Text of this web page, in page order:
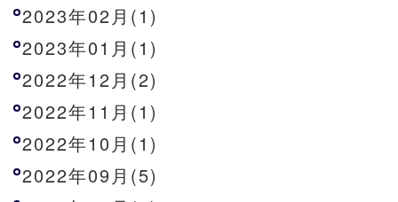
2023年02月(1)
2023年01月(1)
2022年12月(2)
2022年11月(1)
2022年10月(1)
2022年09月(5)